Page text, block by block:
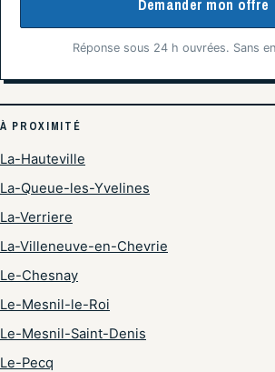
Demander mon offre
Réponse sous 24 h ouvrées. Sans
À PROXIMITÉ
La-Hauteville
La-Queue-les-Yvelines
La-Verriere
La-Villeneuve-en-Chevrie
Le-Chesnay
Le-Mesnil-le-Roi
Le-Mesnil-Saint-Denis
Le-Pecq